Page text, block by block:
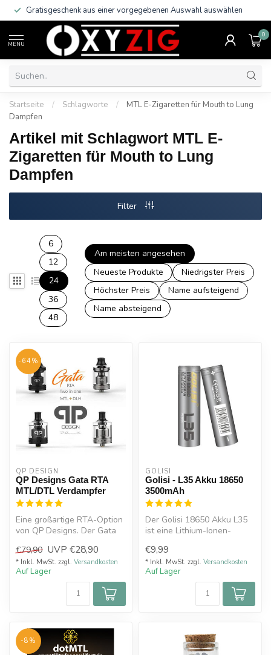
Gratisgeschenk aus einer vorgegebenen Auswahl auswählen
MENU
0
Startseite / Schlagworte /
MTL E-Zigaretten für Mouth to Lung
Dampfen
Artikel mit Schlagwort MTL E-
Zigaretten für Mouth to Lung
Dampfen
Filter
6
12
24
36
48
Am meisten angesehen
Neueste Produkte
Niedrigster Preis
Höchster Preis
Name aufsteigend
Name absteigend
-64%
QP DESIGN
QP Designs Gata RTA
MTL/DTL Verdampfer
Eine großartige RTA-Option
von QP Designs. Der Gata
Zwecke,...
€79,90 UVP €28,90
* Inkl. MwSt. zzgl. Versandkosten
Auf Lager
GOLISI
Golisi - L35 Akku 18650
3500mAh
Der Golisi 18650 Akku L35
ist eine Lithium-Ionen-
18650 Akk...
€9,99
* Inkl. MwSt. zzgl. Versandkosten
Auf Lager
-8%